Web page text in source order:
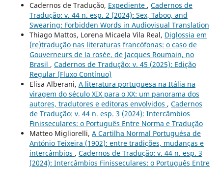
Cadernos de Tradução, Expediente , Cadernos de
Tradução: v. 44 n. esp. 2 (2024): Sex, Taboo, and
Swearing: Forbidden Words in Audiovisual Translation
Thiago Mattos, Lorena Micaela Vila Real, Diglossia em
(re)tradução nas literaturas francófonas: o caso de
Gouverneurs de la rosée, de Jacques Roumain, no
Brasil , Cadernos de Tradução: v. 45 (2025): Edição
Regular (Fluxo Contínuo)
Elisa Alberani, A literatura portuguesa na Itália na
viragem do século XIX para o XX: um panorama dos
autores, tradutores e editoras envolvidos , Cadernos
de Tradução: v. 44 n. esp. 3 (2024): Intercâmbios
Finisseculares: o Português Entre Norma e Tradução
Matteo Migliorelli, A Cartilha Normal Portuguésa de
António Teixeira (1902): entre tradições, mudanças e
intercâmbios , Cadernos de Tradução: v. 44 n. esp. 3
(2024): Intercâmbios Finisseculares: o Português Entre